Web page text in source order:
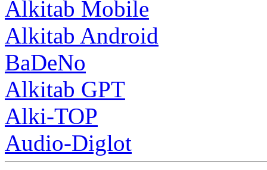
Alkitab Mobile
Alkitab Android
BaDeNo
Alkitab GPT
Alki-TOP
Audio-Diglot